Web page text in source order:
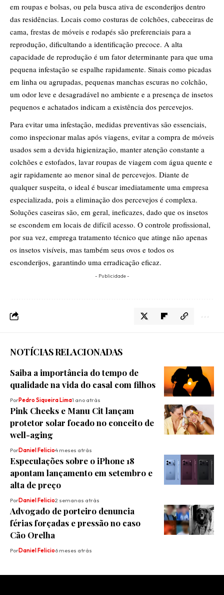
em roupas e bolsas, ou pela busca ativa de esconderijos dentro
das residências. Locais como costuras de colchões, cabeceiras de
cama, frestas de móveis e rodapés são preferenciais para a
reprodução, dificultando a identificação precoce. A alta
capacidade de reprodução é um fator determinante para que uma
pequena infestação se espalhe rapidamente. Sinais como picadas
em linha ou agrupadas, pequenas manchas escuras no colchão,
um odor leve e desagradável no ambiente e a presença de insetos
pequenos e achatados indicam a existência dos percevejos.
Para evitar uma infestação, medidas preventivas são essenciais,
como inspecionar malas após viagens, evitar a compra de móveis
usados sem a devida higienização, manter atenção constante a
colchões e estofados, lavar roupas de viagem com água quente e
agir rapidamente ao menor sinal de percevejos. Diante de
qualquer suspeita, o ideal é buscar imediatamente uma empresa
especializada, pois a eliminação dos percevejos é complexa.
Soluções caseiras são, em geral, ineficazes, dado que os insetos
se escondem em locais de difícil acesso. O controle profissional,
por sua vez, emprega tratamento técnico que atinge não apenas
os insetos visíveis, mas também seus ovos e todos os
esconderijos, garantindo uma erradicação eficaz.
- Publicidade -
NOTÍCIAS RELACIONADAS
Saiba a importância do tempo de
qualidade na vida do casal com filhos
PorPedro Siqueira Lima1 ano atrás
Pink Cheeks e Manu Cit lançam
protetor solar focado no conceito de
well-aging
PorDaniel Felicio4 meses atrás
Especulações sobre o iPhone 18
apontam lançamento em setembro e
alta de preço
PorDaniel Felicio2 semanas atrás
Advogado de porteiro denuncia
férias forçadas e pressão no caso
Cão Orelha
PorDaniel Felicio6 meses atrás